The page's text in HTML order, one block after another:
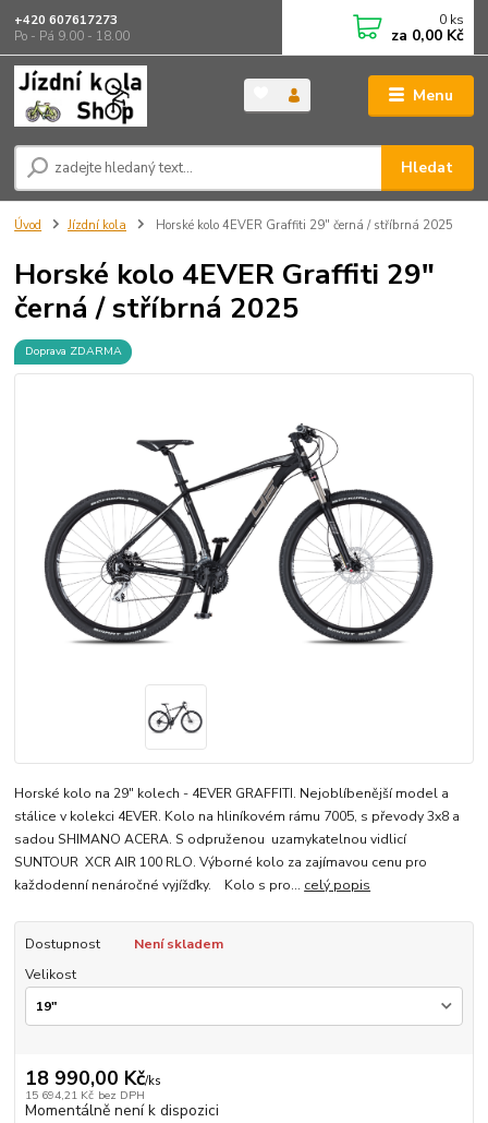
Menu
Hledat
+420 607617273
Po - Pá 9.00 - 18.00
0 ks
za 0,00 Kč
Úvod Jízdní kola Horské kolo 4EVER Graffiti 29" černá / stříbrná 2025
Horské kolo 4EVER Graffiti 29"
černá / stříbrná 2025
Doprava ZDARMA
Horské kolo na 29" kolech - 4EVER GRAFFITI. Nejoblíbenější model a
stálice v kolekci 4EVER. Kolo na hliníkovém rámu 7005, s převody 3x8 a
sadou SHIMANO ACERA. S odpruženou uzamykatelnou vidlicí
SUNTOUR XCR AIR 100 RLO. Výborné kolo za zajímavou cenu pro
každodenní nenáročné vyjížďky. Kolo s pro... celý popis
Dostupnost
Není skladem
Velikost
18 990,00 Kč/ks
15 694,21 Kč bez DPH
Momentálně není k dispozici